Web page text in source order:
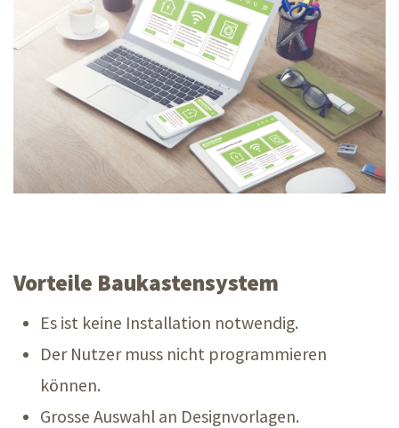
Vorteile Baukastensystem
Es ist keine Installation notwendig.
Der Nutzer muss nicht programmieren
können.
Grosse Auswahl an Designvorlagen.